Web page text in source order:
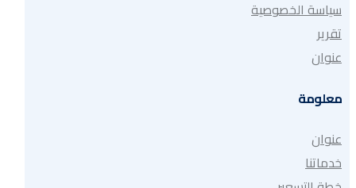
سياسة الخصوصية
تقرير
عنوان
معلومة
عنوان
خدماتنا